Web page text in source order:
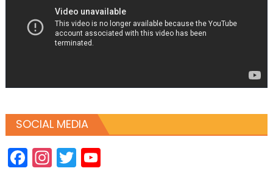
SOCIAL MEDIA
Facebook
Instagram
TwitterYouTube